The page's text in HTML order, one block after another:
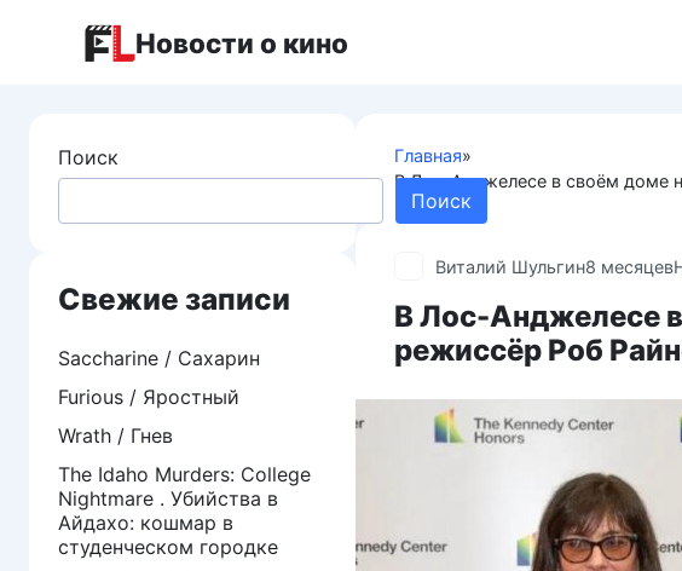
Новости о кино
Главная»
В Лос-Анджелесе в своём доме
Виталий Шульгин8 месяцев
В Лос-Анджелесе
режиссёр Роб
Поиск
Поиск
Свежие записи
Saccharine / Сахарин
Furious / Яростный
Wrath / Гнев
The Idaho Murders: College
Nightmare . Убийства в
Айдахо: кошмар в
студенческом городке